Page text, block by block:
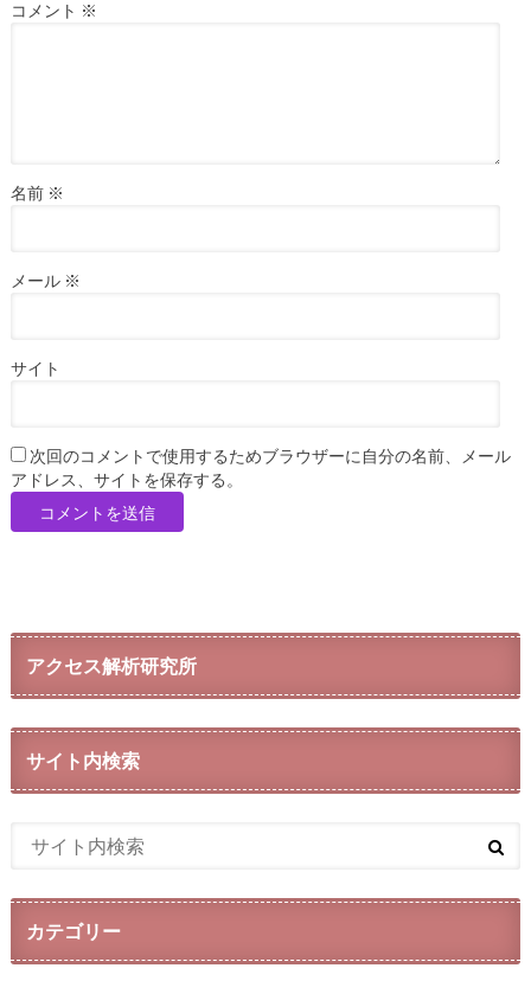
コメント ※
名前 ※
メール ※
サイト
次回のコメントで使用するためブラウザーに自分の名前、メール
アドレス、サイトを保存する。
アクセス解析研究所
サイト内検索
カテゴリー